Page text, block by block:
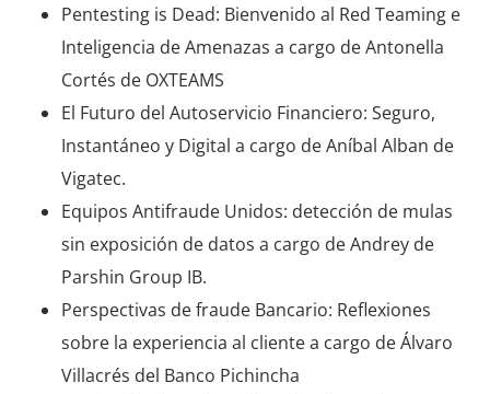
Pentesting is Dead: Bienvenido al Red Teaming e
Inteligencia de Amenazas a cargo de Antonella
Cortés de OXTEAMS
El Futuro del Autoservicio Financiero: Seguro,
Instantáneo y Digital a cargo de Aníbal Alban de
Vigatec.
Equipos Antifraude Unidos: detección de mulas
sin exposición de datos a cargo de Andrey de
Parshin Group IB.
Perspectivas de fraude Bancario: Reflexiones
sobre la experiencia al cliente a cargo de Álvaro
Villacrés del Banco Pichincha